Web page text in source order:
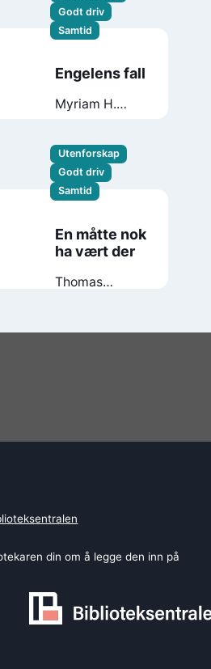
Godt driv
Samtid
Engelens fall
Myriam H.
Utenforskap
Godt driv
Samtid
En måtte nok
ha vært der
Thomas
din om å legge den inn på